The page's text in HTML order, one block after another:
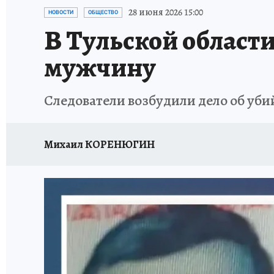
ЗАПОВЕДНАЯ РОССИЯ
НОВОСТИ ОБЩЕСТВО 28 июня 2026 15:00
В Тульской
мужчину
Следователи возбудили дело об
Михаил КОРЕНЮГИН